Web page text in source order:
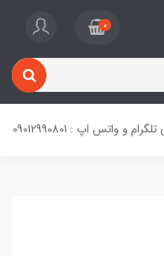
0
و واتس اپ : 09012990801